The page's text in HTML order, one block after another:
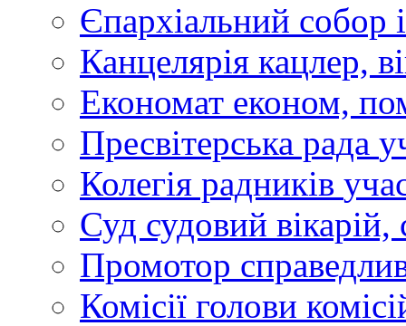
Єпархіальний собор
Канцелярія кацлер,
Економат економ,
Пресвітерська рада
Колегія радників
Суд судовий вікарій,
Промотор
Комісії голови